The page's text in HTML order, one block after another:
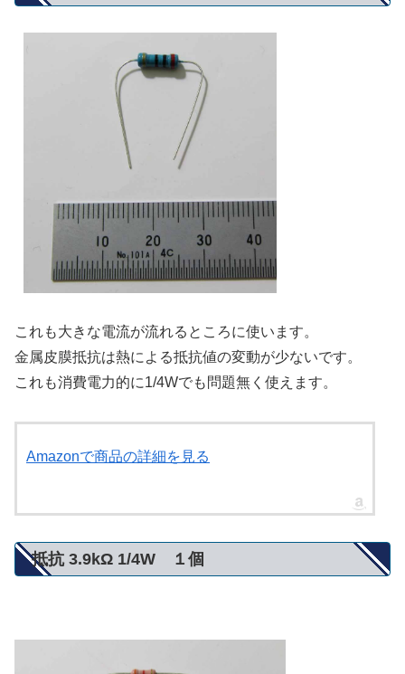
これも大きな電流が流れるところに使います。
金属皮膜抵抗は熱による抵抗値の変動が少ないです。
これも消費電力的に1/4Wでも問題無く使えます。
Amazonで商品の詳細を見る
抵抗 3.9kΩ 1/4W １個